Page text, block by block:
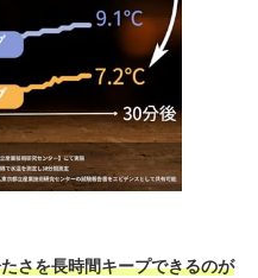
さを長時間キープできるのが